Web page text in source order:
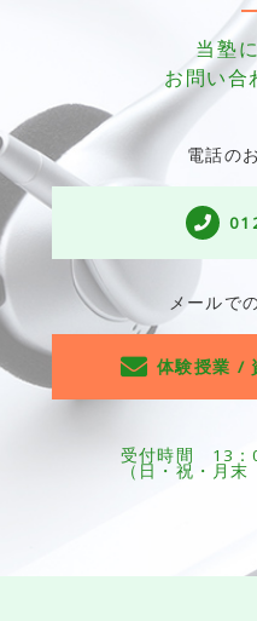
当塾
お問い合
電話の
メールで
体験授業 /
受付時間 13：
（日・祝・月